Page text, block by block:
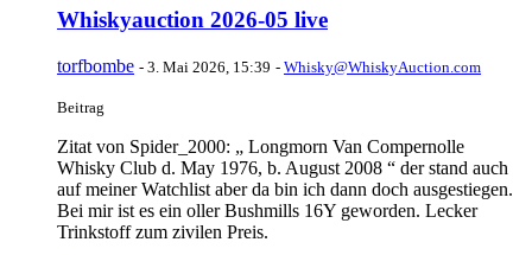
Whiskyauction 2026-05 live
torfbombe - 3. Mai 2026, 15:39 - Whisky@WhiskyAuction.com
Beitrag
Zitat von Spider_2000: „ Longmorn Van Compernolle
Whisky Club d. May 1976, b. August 2008 “ der stand auch
auf meiner Watchlist aber da bin ich dann doch ausgestiegen.
Bei mir ist es ein oller Bushmills 16Y geworden. Lecker
Trinkstoff zum zivilen Preis.